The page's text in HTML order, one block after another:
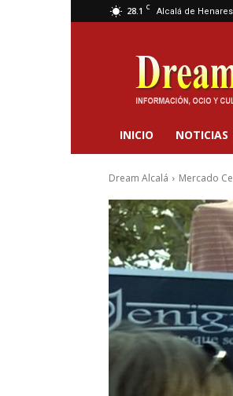
28.1 C Alcalá de Henares
Dream
Alcalá
INICIO NOTICIAS
Dream Alcalá Mercado